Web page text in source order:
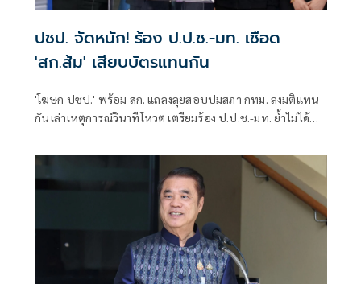
ปชป. จัดหนัก! ร้อง ป.ป.ช.-มท. เชือด
'สก.ส้ม' เสียบบัตรแทนกัน
'โฆษก ปชป.' พร้อม สก. แถลงลุยสอบปมสภา กทม. ลงมติแทน
กัน เล่าเหตุการณ์วินาทีโหวต เตรียมร้อง ป.ป.ช.-มท. ย้ำไม่ได้